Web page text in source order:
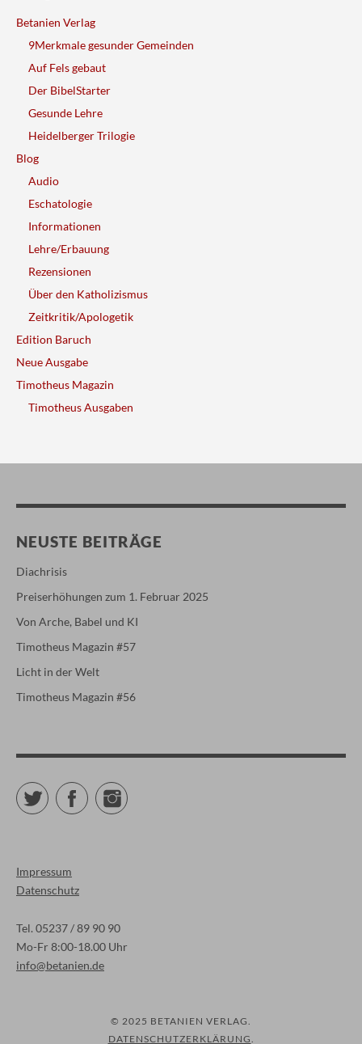
Betanien Verlag
9Merkmale gesunder Gemeinden
Auf Fels gebaut
Der BibelStarter
Gesunde Lehre
Heidelberger Trilogie
Blog
Audio
Eschatologie
Informationen
Lehre/Erbauung
Rezensionen
Über den Katholizismus
Zeitkritik/Apologetik
Edition Baruch
Neue Ausgabe
Timotheus Magazin
Timotheus Ausgaben
NEUSTE BEITRÄGE
Diachrisis
Preiserhöhungen zum 1. Februar 2025
Von Arche, Babel und KI
Timotheus Magazin #57
Licht in der Welt
Timotheus Magazin #56
Twitter FacebookInstagram
Impressum
Datenschutz
Tel. 05237 / 89 90 90
Mo-Fr 8:00-18.00 Uhr
info@betanien.de
© 2025 BETANIEN VERLAG
DATENSCHUTZERKLÄRUNG